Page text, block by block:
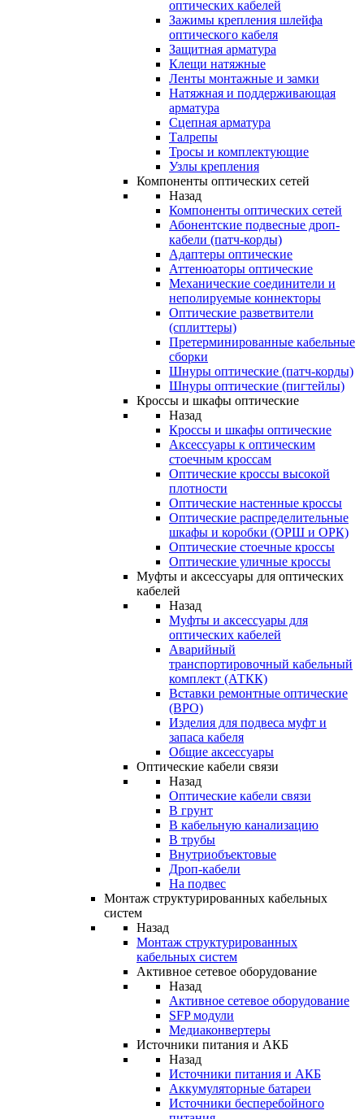
оптических кабелей
Зажимы крепления шлейфа
оптического кабеля
Защитная арматура
Клещи натяжные
Ленты монтажные и замки
Натяжная и поддерживающая
арматура
Сцепная арматура
Талрепы
Тросы и комплектующие
Узлы крепления
Компоненты оптических сетей
Назад
Компоненты оптических сетей
Абонентские подвесные дроп-
кабели (патч-корды)
Адаптеры оптические
Аттенюаторы оптические
Механические соединители и
неполируемые коннекторы
Оптические разветвители
(сплиттеры)
Претерминированные кабельные
сборки
Шнуры оптические (патч-корды)
Шнуры оптические (пигтейлы)
Кроссы и шкафы оптические
Назад
Кроссы и шкафы оптические
Аксессуары к оптическим
стоечным кроссам
Оптические кроссы высокой
плотности
Оптические настенные кроссы
Оптические распределительные
шкафы и коробки (ОРШ и ОРК)
Оптические стоечные кроссы
Оптические уличные кроссы
Муфты и аксессуары для оптических
кабелей
Назад
Муфты и аксессуары для
оптических кабелей
Аварийный
транспортировочный кабельный
комплект (АТКК)
Вставки ремонтные оптические
(ВРО)
Изделия для подвеса муфт и
запаса кабеля
Общие аксессуары
Оптические кабели связи
Назад
Оптические кабели связи
В грунт
В кабельную канализацию
В трубы
Внутриобъектовые
Дроп-кабели
На подвес
Монтаж структурированных кабельных
систем
Назад
Монтаж структурированных
кабельных систем
Активное сетевое оборудование
Назад
Активное сетевое оборудование
SFP модули
Медиаконвертеры
Источники питания и АКБ
Назад
Источники питания и АКБ
Аккумуляторные батареи
Источники бесперебойного